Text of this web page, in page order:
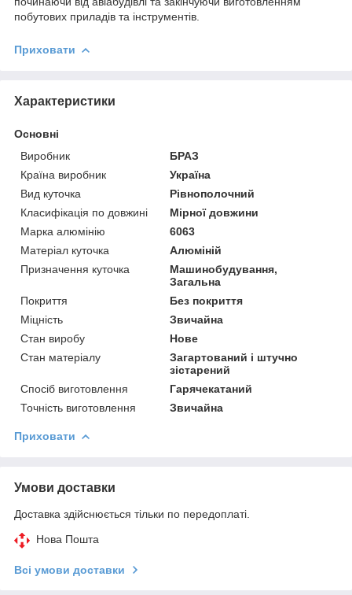
побутових приладів та інструментів.
Приховати
Характеристики
Основні
Виробник
БРАЗ
Країна виробник
Україна
Вид куточка
Рівнополочний
Класифікація по довжині
Мірної довжини
Марка алюмінію
6063
Матеріал куточка
Алюміній
Призначення куточка
Машинобудування,
Загальна
Покриття
Без покриття
Міцність
Звичайна
Стан виробу
Нове
Стан матеріалу
Загартований і штучно
зістарений
Спосіб виготовлення
Гарячекатаний
Точність виготовлення
Звичайна
Приховати
Умови доставки
Доставка здійснюється тільки по передоплаті.
Нова Пошта
Всі умови доставки